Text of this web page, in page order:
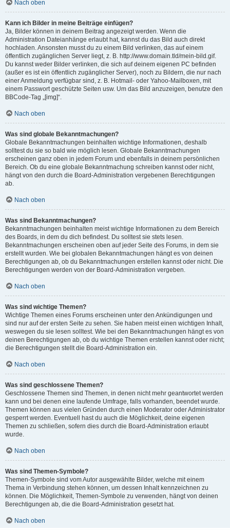
Nach oben
Kann ich Bilder in meine Beiträge einfügen?
Ja, Bilder können in deinem Beitrag angezeigt werden. Wenn die
Administration Dateianhänge erlaubt hat, kannst du das Bild auch direkt
hochladen. Ansonsten musst du zu einem Bild verlinken, das auf einem
öffentlich zugänglichen Server liegt, z. B. http://www.domain.tld/mein-bild.gif.
Du kannst weder Bilder verlinken, die sich auf deinem eigenen PC befinden
(außer es ist ein öffentlich zugänglicher Server), noch zu Bildern, die nur nach
einer Anmeldung verfügbar sind, z. B. Hotmail- oder Yahoo-Mailboxen, mit
einem Passwort geschützte Seiten usw. Um das Bild anzuzeigen, benutze den
BBCode-Tag „[img]“.
Nach oben
Was sind globale Bekanntmachungen?
Globale Bekanntmachungen beinhalten wichtige Informationen, deshalb
solltest du sie so bald wie möglich lesen. Globale Bekanntmachungen
erscheinen ganz oben in jedem Forum und ebenfalls in deinem persönlichen
Bereich. Ob du eine globale Bekanntmachung schreiben kannst oder nicht,
hängt von den durch die Board-Administration vergebenen Berechtigungen
ab.
Nach oben
Was sind Bekanntmachungen?
Bekanntmachungen beinhalten meist wichtige Informationen zu dem Bereich
des Boards, in dem du dich befindest. Du solltest sie stets lesen.
Bekanntmachungen erscheinen oben auf jeder Seite des Forums, in dem sie
erstellt wurden. Wie bei globalen Bekanntmachungen hängt es von deinen
Berechtigungen ab, ob du Bekanntmachungen erstellen kannst oder nicht. Die
Berechtigungen werden von der Board-Administration vergeben.
Nach oben
Was sind wichtige Themen?
Wichtige Themen eines Forums erscheinen unter den Ankündigungen und
sind nur auf der ersten Seite zu sehen. Sie haben meist einen wichtigen Inhalt,
weswegen du sie lesen solltest. Wie bei den Bekanntmachungen hängt es von
deinen Berechtigungen ab, ob du wichtige Themen erstellen kannst oder nicht;
die Berechtigungen stellt die Board-Administration ein.
Nach oben
Was sind geschlossene Themen?
Geschlossene Themen sind Themen, in denen nicht mehr geantwortet werden
kann und bei denen eine laufende Umfrage, falls vorhanden, beendet wurde.
Themen können aus vielen Gründen durch einen Moderator oder Administrator
gesperrt werden. Eventuell hast du auch die Möglichkeit, deine eigenen
Themen zu schließen, sofern dies durch die Board-Administration erlaubt
wurde.
Nach oben
Was sind Themen-Symbole?
Themen-Symbole sind vom Autor ausgewählte Bilder, welche mit einem
Thema in Verbindung stehen können, um dessen Inhalt kennzeichnen zu
können. Die Möglichkeit, Themen-Symbole zu verwenden, hängt von deinen
Berechtigungen ab, die die Board-Administration gesetzt hat.
Nach oben